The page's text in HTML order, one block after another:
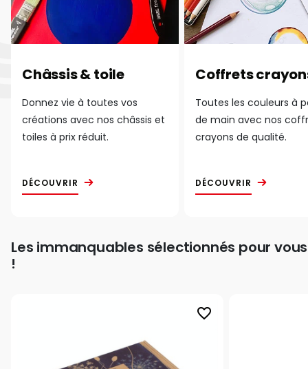
Châssis & toile
Donnez vie à toutes vos
créations avec nos châssis et
toiles à prix réduit.
DÉCOUVRIR
Coffrets
Toutes les couleurs à
de main avec nos
crayons de qualité.
DÉCOUVRIR
Les immanquables sélectionnés pour vous
!
favorite_border